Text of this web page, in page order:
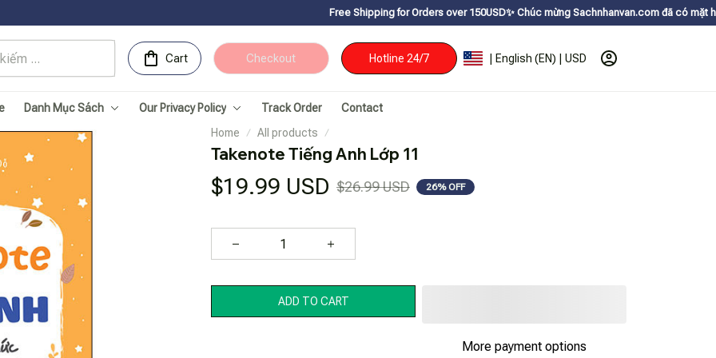
Free Shipping for Orders over 150USDㅤ✨ Chúc mừng Sachnhanvan.com đã có mặt hơn 200 quốc
Cart Checkout Hotline 24/7 | English (EN) | USD
Danh Mục Sách Our Privacy Policy Track Order
Contact
Home
All products
Takenote Tiếng Anh Lớp 11
$19.99 USD $26.99 USD 26% OFF
ADD TO CART
More payment options